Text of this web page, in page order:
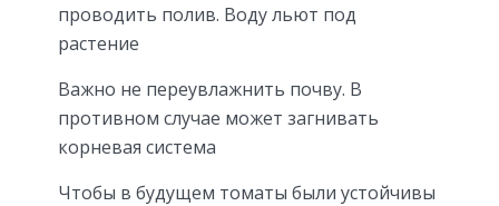
проводить полив. Воду льют под
растение
Важно не переувлажнить почву. В
противном случае может загнивать
корневая система
Чтобы в будущем томаты были устойчивы